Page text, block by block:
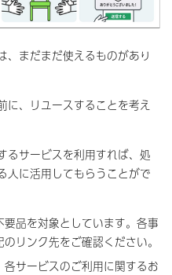
、まだまだ使えるものがあり
に、リユースすることを考え
るサービスを利用すれば、処
人に活用してもらうことがで
品を対象としています。各事
リンク先をご確認ください。
サービスのご利用に関するお